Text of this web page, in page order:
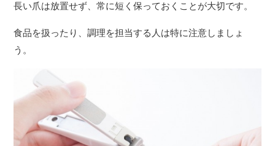
長い爪は放置せず、常に短く保っておくことが大切です。
食品を扱ったり、調理を担当する人は特に注意しましょ
う。